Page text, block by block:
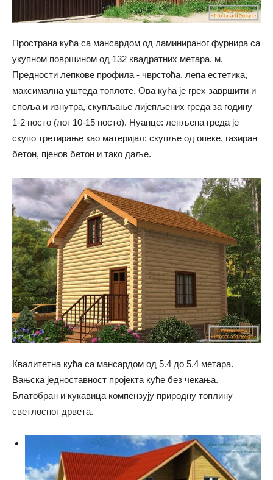
Пространа кућа са мансардом од ламинираног фурнира са
укупном површином од 132 квадратних метара. м.
Предности лепкове профила - чврстоћа. лепа естетика,
максимална уштеда топлоте. Ова кућа је грех завршити и
споља и изнутра, скупљање лијепљених греда за годину
1-2 посто (лог 10-15 посто). Нуанце: лепљена греда је
скупо третирање као материјал: скупље од опеке. газиран
бетон, пјенов бетон и тако даље.
Квалитетна кућа са мансардом од 5.4 до 5.4 метара.
Вањска једноставност пројекта куће без чекања.
Блатобран и кукавица компензују природну топлину
светлосног дрвета.